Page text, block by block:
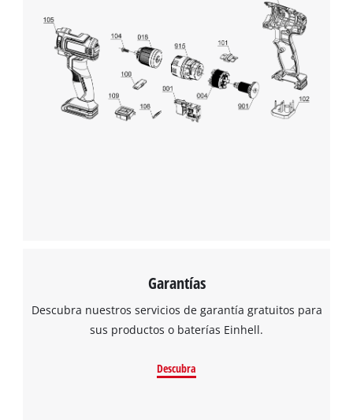
Garantías
Descubra nuestros servicios de garantía gratuitos para
sus productos o baterías Einhell.
Descubra